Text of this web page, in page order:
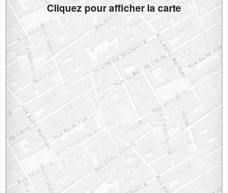
Cliquez pour afficher la carte